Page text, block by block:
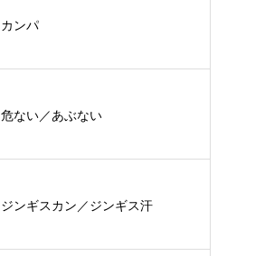
カンパ
危ない／あぶない
ジンギスカン／ジンギス汗